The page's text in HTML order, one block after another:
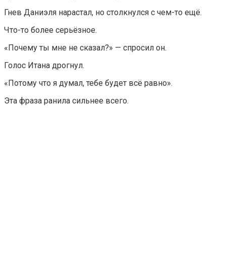
Гнев Даниэля нарастал, но столкнулся с чем-то ещё.
Что-то более серьёзное.
«Почему ты мне не сказал?» — спросил он.
Голос Итана дрогнул.
«Потому что я думал, тебе будет всё равно».
Эта фраза ранила сильнее всего.